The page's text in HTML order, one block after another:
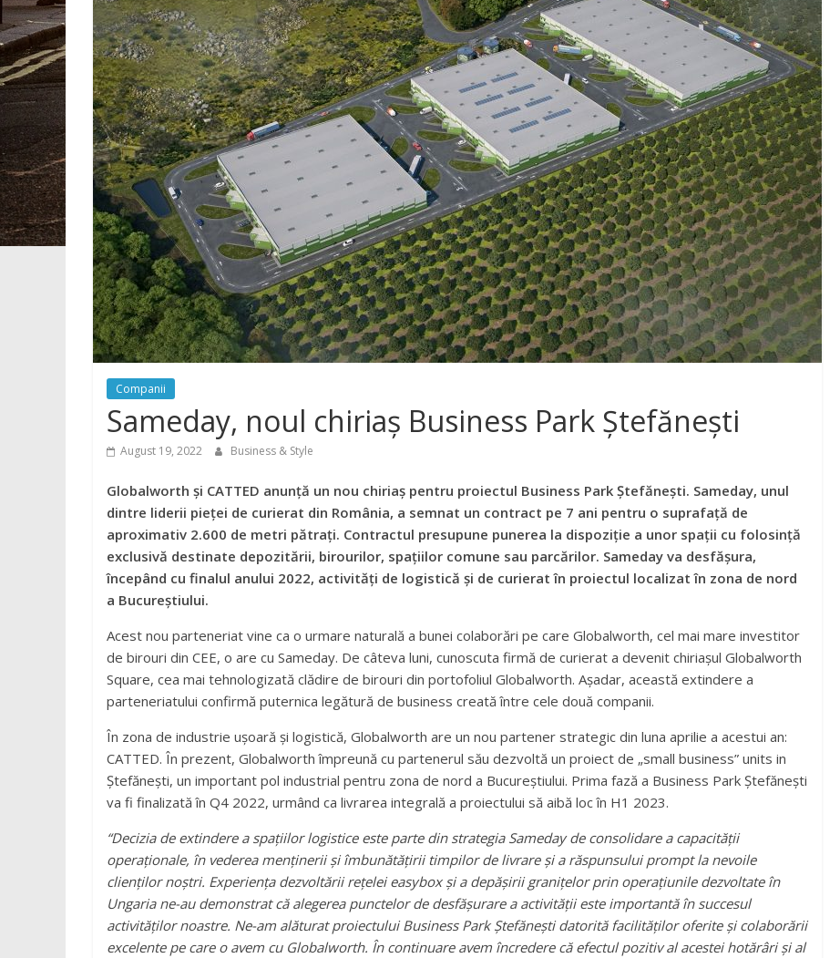
Companii
Sameday, noul chiriaș Business Park Ștefănești
August 19, 2022 Business & Style
Globalworth și CATTED anunță un nou chiriaș pentru proiectul Business Park Ștefănești. Sameday, unul
dintre liderii pieței de curierat din România, a semnat un contract pe 7 ani pentru o suprafață de
aproximativ 2.600 de metri pătrați. Contractul presupune punerea la dispoziție a unor spații cu folosință
exclusivă destinate depozitării, birourilor, spațiilor comune sau parcărilor. Sameday va desfășura,
începând cu finalul anului 2022, activități de logistică și de curierat în proiectul localizat în zona de nord
a Bucureștiului.
Acest nou parteneriat vine ca o urmare naturală a bunei colaborări pe care Globalworth, cel mai mare investitor
de birouri din CEE, o are cu Sameday. De câteva luni, cunoscuta firmă de curierat a devenit chiriașul Globalworth
Square, cea mai tehnologizată clădire de birouri din portofoliul Globalworth. Așadar, această extindere a
parteneriatului confirmă puternica legătură de business creată între cele două companii.
În zona de industrie ușoară și logistică, Globalworth are un nou partener strategic din luna aprilie a acestui an:
CATTED. În prezent, Globalworth împreună cu partenerul său dezvoltă un proiect de „small business” units in
Ștefănești, un important pol industrial pentru zona de nord a Bucureștiului. Prima fază a Business Park Ștefănești
va fi finalizată în Q4 2022, urmând ca livrarea integrală a proiectului să aibă loc în H1 2023.
“Decizia de extindere a spațiilor logistice este parte din strategia Sameday de consolidare a capacității
operaționale, în vederea menținerii și îmbunătățirii timpilor de livrare și a răspunsului prompt la nevoile
clienților noștri. Experiența dezvoltării rețelei easybox și a depășirii granițelor prin operațiunile dezvoltate în
Ungaria ne-au demonstrat că alegerea punctelor de desfășurare a activității este importantă în succesul
activităților noastre. Ne-am alăturat proiectului Business Park Ștefănești datorită facilităților oferite și colaborării
excelente pe care o avem cu Globalworth. În continuare avem încredere că efectul pozitiv al acestei hotărâri și al